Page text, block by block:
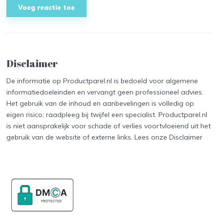
Disclaimer
De informatie op Productparel.nl is bedoeld voor algemene
informatiedoeleinden en vervangt geen professioneel advies.
Het gebruik van de inhoud en aanbevelingen is volledig op
eigen risico; raadpleeg bij twijfel een specialist. Productparel.nl
is niet aansprakelijk voor schade of verlies voortvloeiend uit het
gebruik van de website of externe links. Lees onzeDisclaimer